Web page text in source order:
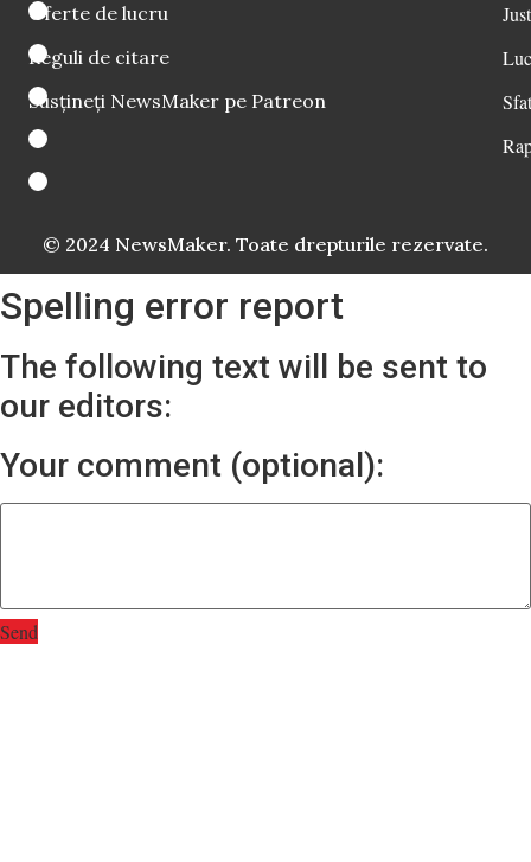
Oferte de lucru
Reguli de citare
Susțineți NewsMaker pe Patreon
© 2024 NewsMaker. Toate drepturile rezervate.
Spelling error report
The following text will be sent to
our editors:
Your comment (optional):
Send